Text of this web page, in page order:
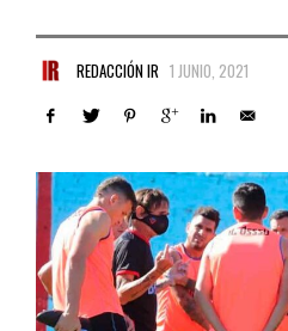
REDACCIÓN IR 1 JUNIO, 2021